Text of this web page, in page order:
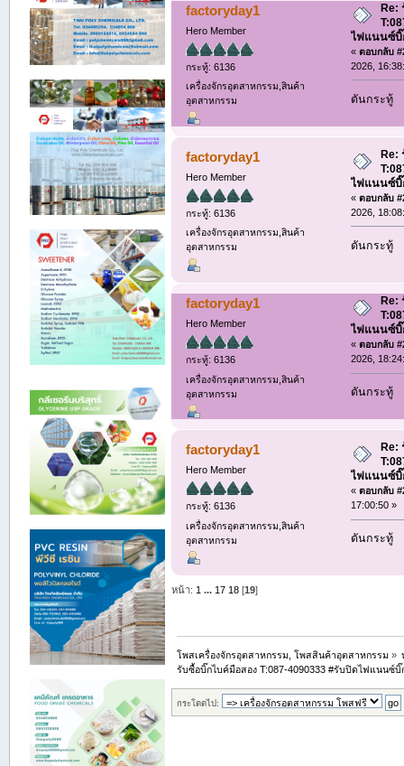
factoryday1
Hero Member
กระทู้: 6136
เครื่องจักรอุตสาหกรรม,สินค้า
อุตสาหกรรม
Re:
ไฟแนนซ์บิ๊
«ตอบกลับ
2026,
ดันกระทู้
factoryday1
Hero Member
กระทู้: 6136
เครื่องจักรอุตสาหกรรม,สินค้า
อุตสาหกรรม
Re:
ไฟแนนซ์บิ๊
«ตอบกลับ
2026,
ดันกระทู้
factoryday1
Hero Member
กระทู้: 6136
เครื่องจักรอุตสาหกรรม,สินค้า
อุตสาหกรรม
Re:
ไฟแนนซ์บิ๊
«ตอบกลับ
2026,
ดันกระทู้
factoryday1
Hero Member
กระทู้: 6136
เครื่องจักรอุตสาหกรรม,สินค้า
อุตสาหกรรม
Re:
ไฟแนนซ์บิ๊
«ตอบกลับ
17:00:50 »
ดันกระทู้
หน้า: 1 ... 17 18[19]
โพสเครื่องจักรอุตสาหกรรม, โพสสินค้าอุตสาหกรรม »
รับซื้อบิ๊กไบค์มือสอง T:087-4090333 #รับปิดไฟแนนซ์บิ๊
กระโดดไป: